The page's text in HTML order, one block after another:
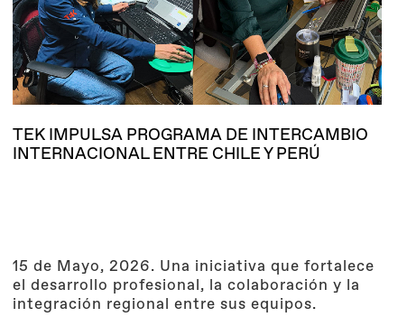
TEK IMPULSA PROGRAMA DE INTERCAMBIO
INTERNACIONAL ENTRE CHILE Y PERÚ
15 de Mayo, 2026. Una iniciativa que fortalece
el desarrollo profesional, la colaboración y la
integración regional entre sus equipos.